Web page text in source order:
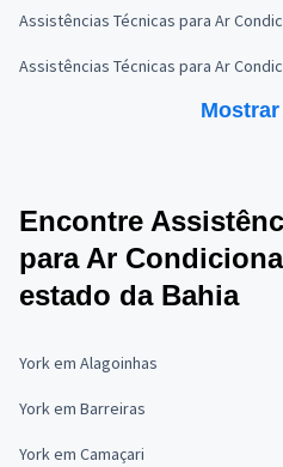
Assistências Técnicas para Ar
Assistências Técnicas para Ar
Encontre
para Ar
estado da Bahia
York em Alagoinhas
York em Barreiras
York em Camaçari